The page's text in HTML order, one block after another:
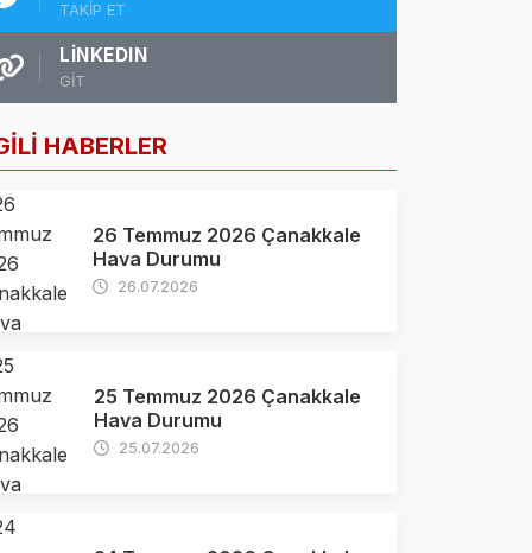
TAKİP ET
LINKEDIN
GİT
HABERLER
26 Temmuz 2026 Çanakkale
Hava Durumu
26.07.2026
25 Temmuz 2026 Çanakkale
Hava Durumu
25.07.2026